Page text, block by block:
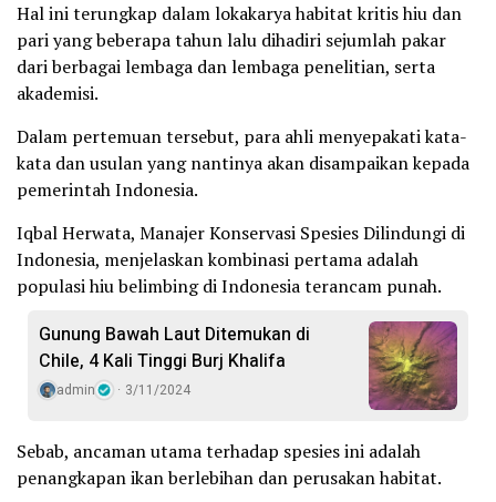
Hal ini terungkap dalam lokakarya habitat kritis hiu dan
pari yang beberapa tahun lalu dihadiri sejumlah pakar
dari berbagai lembaga dan lembaga penelitian, serta
akademisi.
Dalam pertemuan tersebut, para ahli menyepakati kata-
kata dan usulan yang nantinya akan disampaikan kepada
pemerintah Indonesia.
Iqbal Herwata, Manajer Konservasi Spesies Dilindungi di
Indonesia, menjelaskan kombinasi pertama adalah
populasi hiu belimbing di Indonesia terancam punah.
Gunung Bawah Laut Ditemukan di
Chile, 4 Kali Tinggi Burj Khalifa
admin 3/11/2024
Sebab, ancaman utama terhadap spesies ini adalah
penangkapan ikan berlebihan dan perusakan habitat.